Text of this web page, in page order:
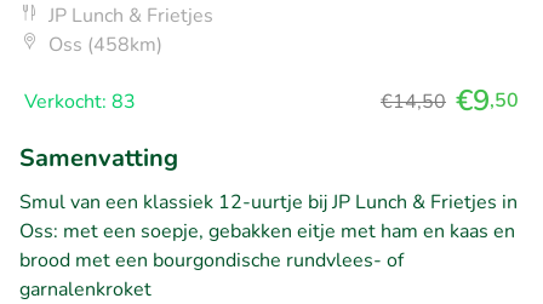
JP Lunch & Frietjes
Oss (458km)
Verkocht: 83 €14,50 €9,50
Samenvatting
Smul van een klassiek 12-uurtje bij JP Lunch & Frietjes in
Oss: met een soepje, gebakken eitje met ham en kaas en
brood met een bourgondische rundvlees- of
garnalenkroket